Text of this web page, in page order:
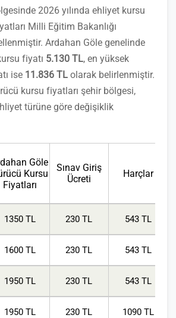
2026 yılında ehliyet kursu
Milli Eğitim Bakanlığı
Ardahan Göle genelinde
fiyatı 5.130 TL, en yüksek
ise 11.836 TL olarak belirlenmiştir.
kursu fiyatları şehir bölgesi,
türüne göre değişiklik
Göle
Kursu
Fiyatları
Sınav Giriş
Ücreti
Harçlar
1350 TL 230 TL 543 TL
1600 TL 230 TL 543 TL
1950 TL 230 TL 543 TL
1950 TL 230 TL 1090 TL